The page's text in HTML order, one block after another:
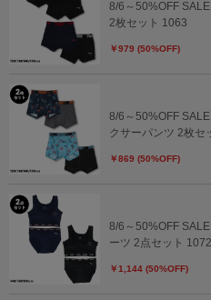
8/6～50%OFF
2枚セット 1063
￥979 (50%OFF)
8/6～50%OFF
クサーパンツ 2枚セ
￥869 (50%OFF)
8/6～50%OFF
ーツ 2点セット 1072
￥1,144 (50%OFF)